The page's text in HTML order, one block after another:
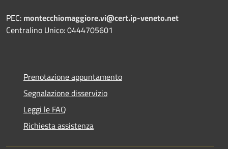
PEC: montecchiomaggiore.vi@cert.ip-veneto.net
Centralino Unico: 0444705601
Prenotazione appuntamento
Segnalazione disservizio
Leggi le FAQ
Richiesta assistenza